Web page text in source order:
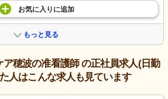
お気に入り に追加
もっと見る
ア穂波の准看護師 の正社員求人(日勤
人はこんな求人も見ています